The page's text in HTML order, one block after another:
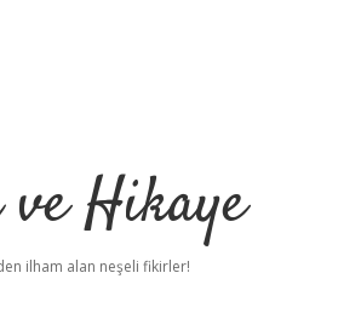
Hikaye
ilham alan neşeli fikirler!